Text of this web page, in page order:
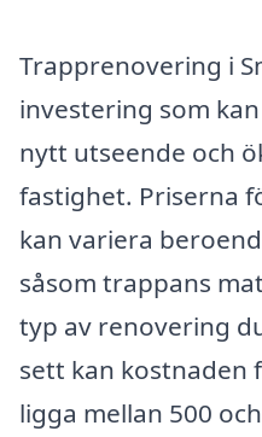
Trapprenovering i
investering som
nytt utseende och
fastighet. Priserna
kan variera
såsom trappans
typ av renovering
sett kan
ligga mellan 500